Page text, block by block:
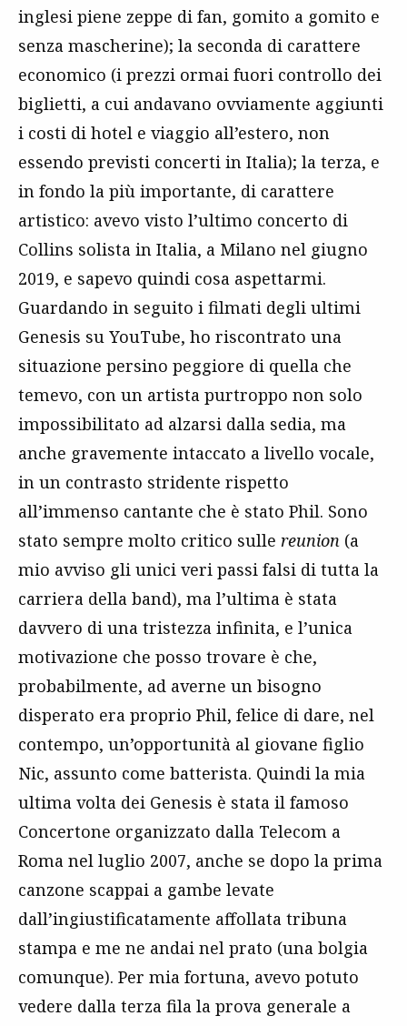
inglesi piene zeppe di fan, gomito a gomito e
senza mascherine); la seconda di carattere
economico (i prezzi ormai fuori controllo dei
biglietti, a cui andavano ovviamente aggiunti
i costi di hotel e viaggio all’estero, non
essendo previsti concerti in Italia); la terza, e
in fondo la più importante, di carattere
artistico: avevo visto l’ultimo concerto di
Collins solista in Italia, a Milano nel giugno
2019, e sapevo quindi cosa aspettarmi.
Guardando in seguito i filmati degli ultimi
Genesis su YouTube, ho riscontrato una
situazione persino peggiore di quella che
temevo, con un artista purtroppo non solo
impossibilitato ad alzarsi dalla sedia, ma
anche gravemente intaccato a livello vocale,
in un contrasto stridente rispetto
all’immenso cantante che è stato Phil. Sono
stato sempre molto critico sulle reunion (a
mio avviso gli unici veri passi falsi di tutta la
carriera della band), ma l’ultima è stata
davvero di una tristezza infinita, e l’unica
motivazione che posso trovare è che,
probabilmente, ad averne un bisogno
disperato era proprio Phil, felice di dare, nel
contempo, un’opportunità al giovane figlio
Nic, assunto come batterista. Quindi la mia
ultima volta dei Genesis è stata il famoso
Concertone organizzato dalla Telecom a
Roma nel luglio 2007, anche se dopo la prima
canzone scappai a gambe levate
dall’ingiustificatamente affollata tribuna
stampa e me ne andai nel prato (una bolgia
comunque). Per mia fortuna, avevo potuto
vedere dalla terza fila la prova generale a